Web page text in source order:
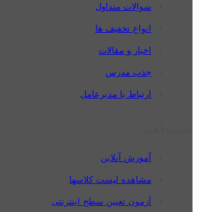
سوالات متداول
انواع تخفیف ها
اخبار و مقالات
جذب مدرس
ارتباط با مدیرعامل
آموزش آنلاین
مشاهده لیست کلاسها
آزمون تعیین سطح اینترنتی